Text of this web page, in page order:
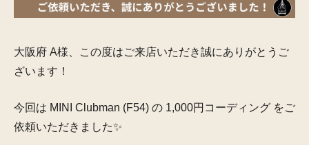
大阪府 A様、この度はご来店いただき誠にありがとうご
ざいます！
今回は MINI Clubman (F54) の 1,000円コーディング をご
依頼いただきました✨